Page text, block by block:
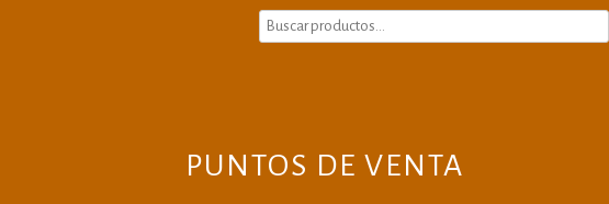
PUNTOS DE VENTA